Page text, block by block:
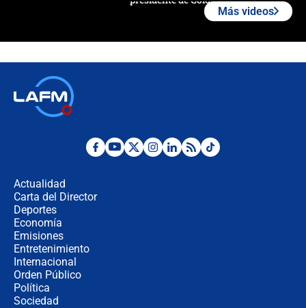
Desde dermatitis hasta infecciones:
Más videos
Actualidad
Carta del Director
Deportes
Economía
Emisiones
Entretenimiento
Internacional
Orden Público
Política
Sociedad